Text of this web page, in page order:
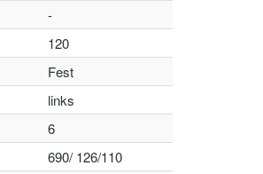
-
120
Fest
links
6
690/ 126/110